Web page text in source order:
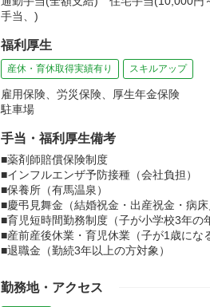
手当、)
福利厚生
産休・育休取得実績有り スキルアップ
雇用保険、労災保険、厚生年金保険
駐車場
手当・福利厚生備考
■薬剤師賠償保険制度
■インフルエンザ予防接種（会社負担）
■保養所（有馬温泉）
■慶弔見舞金（結婚祝金・出産祝金・病
■育児短時間勤務制度（子が小学校3年の
■産前産後休業・育児休業（子が1歳に
■退職金（勤続3年以上の方対象）
勤務地・アクセス